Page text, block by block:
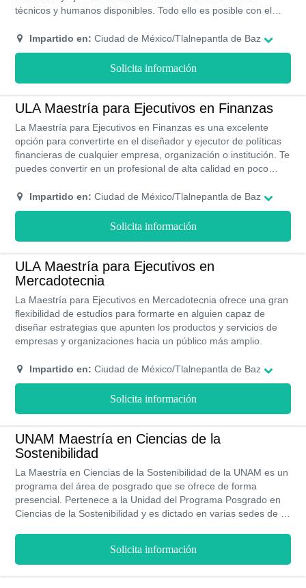
técnicos y humanos disponibles. Todo ello es posible con el
adquirirás con esta formación.
Impartido en: Ciudad de México/Tlalnepantla de Baz
Solicita información
ULA Maestría para Ejecutivos en Finanzas
La Maestría para Ejecutivos en Finanzas es una excelente
opción para convertirte en el diseñador y ejecutor de políticas
financieras de cualquier empresa, organización o institución. Te
puedes convertir en un profesional de alta calidad en poco
Impartido en: Ciudad de México/Tlalnepantla de Baz
Solicita información
ULA Maestría para Ejecutivos en
Mercadotecnia
La Maestría para Ejecutivos en Mercadotecnia ofrece una gran
flexibilidad de estudios para formarte en alguien capaz de
diseñar estrategias que apunten los productos y servicios de
empresas y organizaciones hacia un público más amplio.
Impartido en: Ciudad de México/Tlalnepantla de Baz
Solicita información
UNAM Maestría en Ciencias de la
Sostenibilidad
La Maestría en Ciencias de la Sostenibilidad de la UNAM es un
programa del área de posgrado que se ofrece de forma
presencial. Pertenece a la Unidad del Programa Posgrado en
Ciencias de la Sostenibilidad y es dictado en varias sedes de la
sostenible y se puedan desarrollar soluciones viables. La
universidad ofrece un plan de estudios con duración de 4
Solicita información